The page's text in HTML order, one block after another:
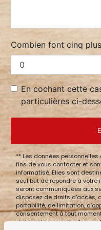
Combien font cinq
En cochant cette
particulières ci-
** Les données
fins de vous contacter et
informatisé. Elles sont
seul but de répondre à
seront communiquées aux
disposez de droits d’accès,
portabilité, de limitation,
consentement à tout
réclamation auprès d’une